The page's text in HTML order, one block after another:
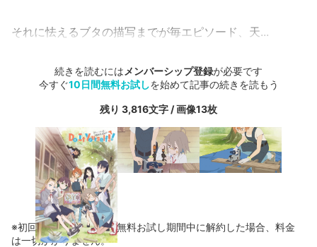
それに怯えるブタの描写までが毎エピソード、天...
続きを読むには メンバーシップ登録が必要です
今すぐ10日間無料お試しを始めて記事の続きを読もう
残り 3,816文字 / 画像13枚
※初回登録の方に限り、無料お試し期間中に解約した場合、料金
は一切かかりません。